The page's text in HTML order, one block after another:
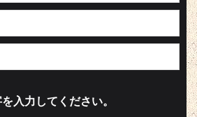
入力してください。